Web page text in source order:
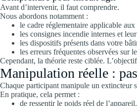
Avant d’intervenir, il faut comprendre.
Nous abordons notamment :
le cadre réglementaire applicable
les consignes incendie internes et
les dispositifs présents dans votre
les erreurs fréquentes observées sur
Cependant, la théorie reste ciblée.
Manipulation réelle :
Chaque participant manipule un extincteur
En pratique, cela permet :
de ressentir le poids réel de l’appareil,